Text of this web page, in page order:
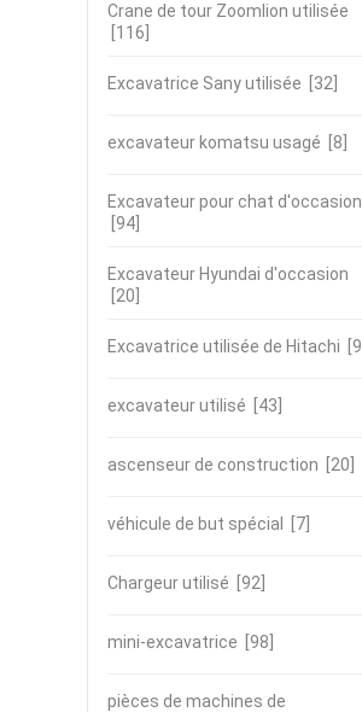
Crane de tour Zoomlion utilisée
[116]
Excavatrice Sany utilisée [32]
excavateur komatsu usagé [8]
Excavateur pour chat d'occasion
[94]
Excavateur Hyundai d'occasion
[20]
Excavatrice utilisée de Hitachi [9]
excavateur utilisé [43]
ascenseur de construction [20]
véhicule de but spécial [7]
Chargeur utilisé [92]
mini-excavatrice [98]
pièces de machines de